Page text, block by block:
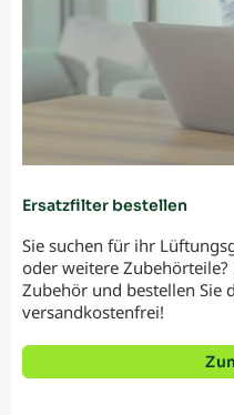
Ersatzfilter bestellen
Sie suchen für ihr
oder weitere
Zubehör und bestellen Sie
versandkostenfrei!